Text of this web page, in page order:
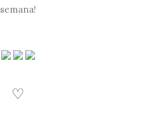
semana!
♡